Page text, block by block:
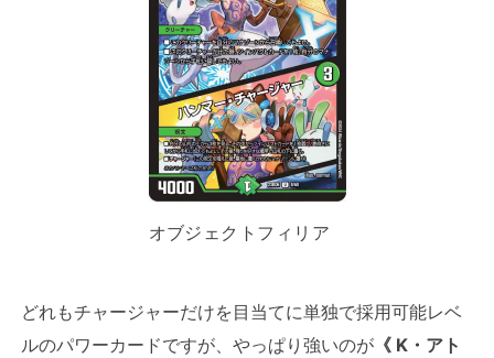
オブジェクトフィリア
どれもチャージャーだけを目当てに単独で採用可能レベ
ルのパワーカードですが、やっぱり強いのが 《 K・アト